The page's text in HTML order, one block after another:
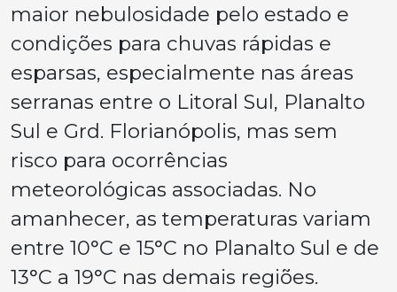
maior nebulosidade pelo estado e
condições para chuvas rápidas e
esparsas, especialmente nas áreas
serranas entre o Litoral Sul, Planalto
Sul e Grd. Florianópolis, mas sem
risco para ocorrências
meteorológicas associadas. No
amanhecer, as temperaturas variam
entre 10°C e 15°C no Planalto Sul e de
13°C a 19°C nas demais regiões.